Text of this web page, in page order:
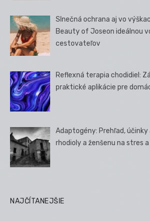
Slnečná ochrana aj vo
Beauty of Joseon ideálnou
cestovateľov
Reflexná terapia chodidiel:
praktické aplikácie pre
Adaptogény: Prehľad, účinky
rhodioly a ženšenu na stres
NAJČÍTANEJŠIE